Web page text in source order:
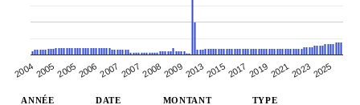
20042005200520062007 200720082009201320152017 2019202120232025
ANNÉE DATE MONTANT TYPE